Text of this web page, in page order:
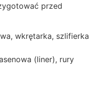
przed
wkrętarka, szlifierka
(liner), rury